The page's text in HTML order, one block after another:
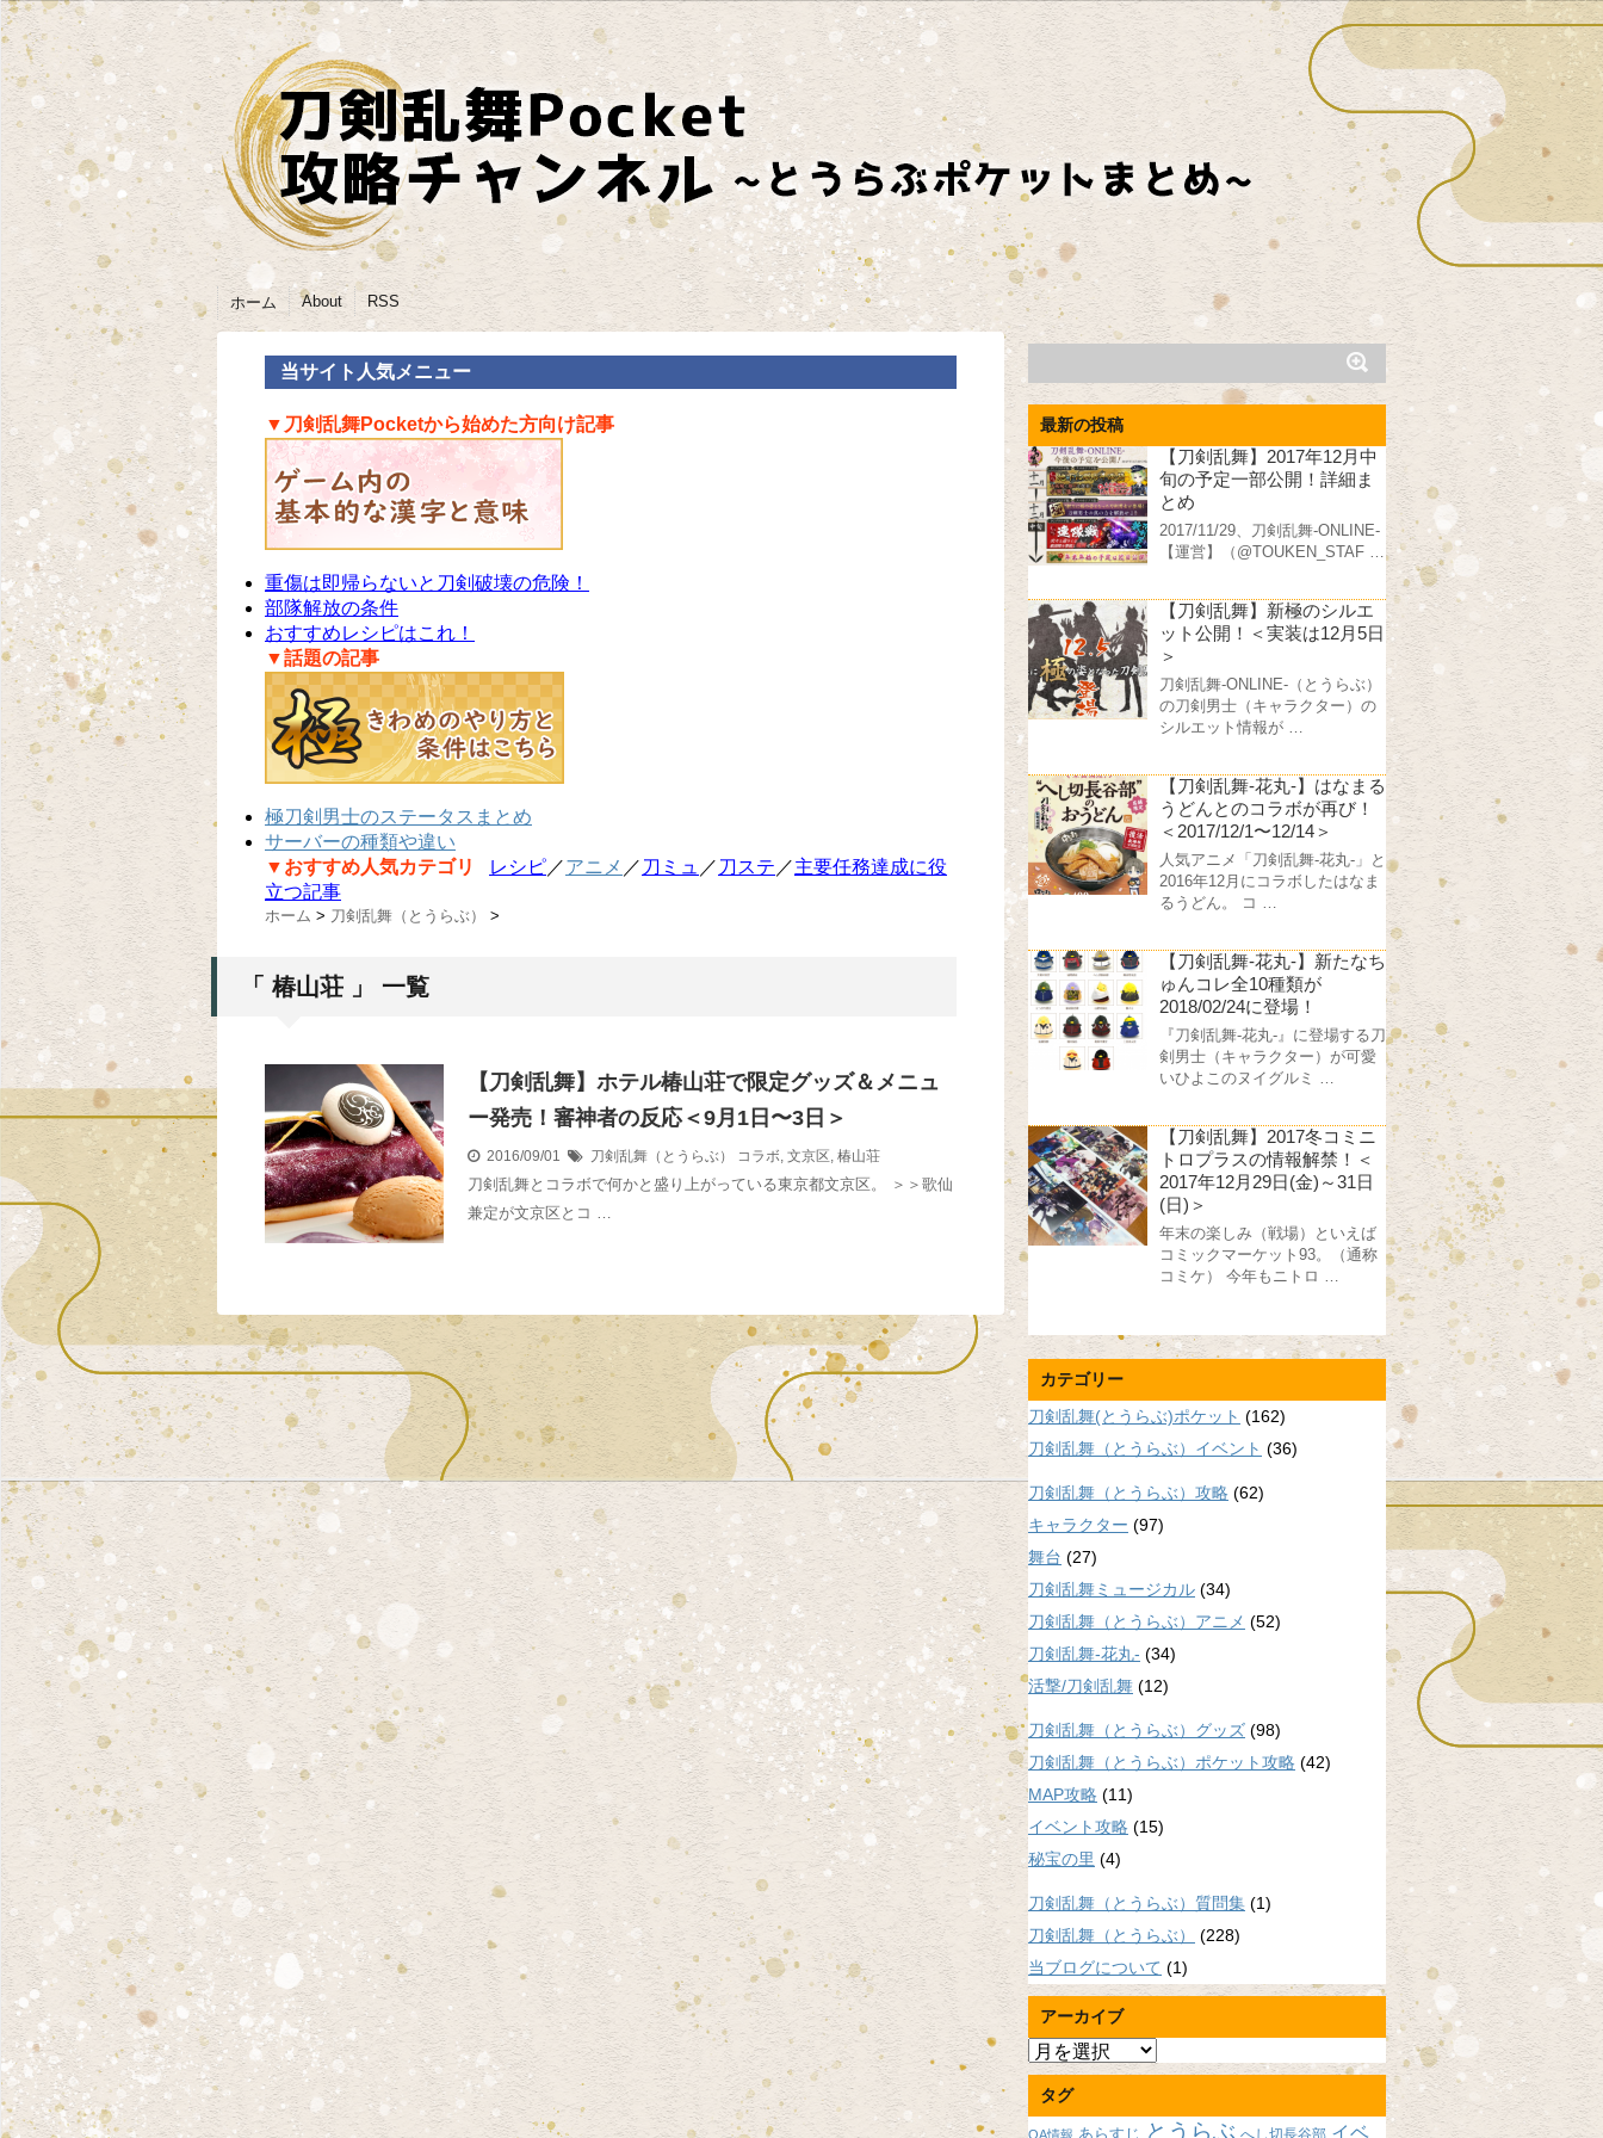
ホーム About RSS
当サイト人気メニュー
▼刀剣乱舞Pocketから始めた方向け記事
重傷は即帰らないと刀剣破壊の危険！
部隊解放の条件
おすすめレシピはこれ！
▼話題の記事
極刀剣男士のステータスまとめ
サーバーの種類や違い
▼おすすめ人気カテゴリ
レシピ／アニメ ／ 刀ミュ ／ 刀ステ ／主要任務達成に役
立つ記事
ホーム > 刀剣乱舞（とうらぶ） >
「 椿山荘 」 一覧
【刀剣乱舞】ホテル椿山荘で限定グッズ＆メニュ
ー発売！審神者の反応＜9月1日〜3日＞
2016/09/01 刀剣乱舞（とうらぶ） コラボ, 文京区, 椿山荘
刀剣乱舞とコラボで何かと盛り上がっている東京都文京区。 ＞＞歌仙
兼定が文京区とコ …
最新の投稿
【刀剣乱舞】2017年12月中
旬の予定一部公開！詳細ま
とめ
2017/11/29、刀剣乱舞-ONLINE-
【運営】（@TOUKEN_STAF …
【刀剣乱舞】新極のシルエ
ット公開！＜実装は12月5日
＞
刀剣乱舞-ONLINE-（とうらぶ）
の刀剣男士（キャラクター）の
シルエット情報が …
【刀剣乱舞-花丸-】はなまる
うどんとのコラボが再び！
＜2017/12/1〜12/14＞
人気アニメ「刀剣乱舞-花丸-」と
2016年12月にコラボしたはなま
るうどん。 コ …
【刀剣乱舞-花丸-】新たなち
ゅんコレ全10種類が
2018/02/24に登場！
『刀剣乱舞-花丸-』に登場する刀
剣男士（キャラクター）が可愛
いひよこのヌイグルミ …
【刀剣乱舞】2017冬コミニ
トロプラスの情報解禁！＜
2017年12月29日(金)～31日
(日)＞
年末の楽しみ（戦場）といえば
コミックマーケット93。（通称
コミケ） 今年もニトロ …
カテゴリー
刀剣乱舞(とうらぶ)ポケット (162)
刀剣乱舞（とうらぶ）イベント (36)
刀剣乱舞（とうらぶ）攻略 (62)
キャラクター (97)
舞台 (27)
刀剣乱舞ミュージカル (34)
刀剣乱舞（とうらぶ）アニメ (52)
刀剣乱舞-花丸- (34)
活撃/刀剣乱舞 (12)
刀剣乱舞（とうらぶ）グッズ (98)
刀剣乱舞（とうらぶ）ポケット攻略 (42)
MAP攻略 (11)
イベント攻略 (15)
秘宝の里 (4)
刀剣乱舞（とうらぶ）質問集 (1)
刀剣乱舞（とうらぶ）
(228)
当ブログについて (1)
アーカイブ
ア
ー
カ
イ
タグ
OA情報 あらすじ とうらぶ へし切長谷部 イベ